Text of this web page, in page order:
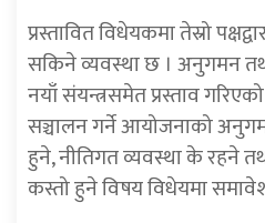
प्रस्तावित विधेयकमा तेस्रो
सकिने व्यवस्था छ । अनुगमन
नयाँ संयन्त्रसमेत प्रस्ताव
सञ्चालन गर्ने आयोजनाको
हुने, नीतिगत व्यवस्था के रहने
कस्तो हुने विषय विधेयमा